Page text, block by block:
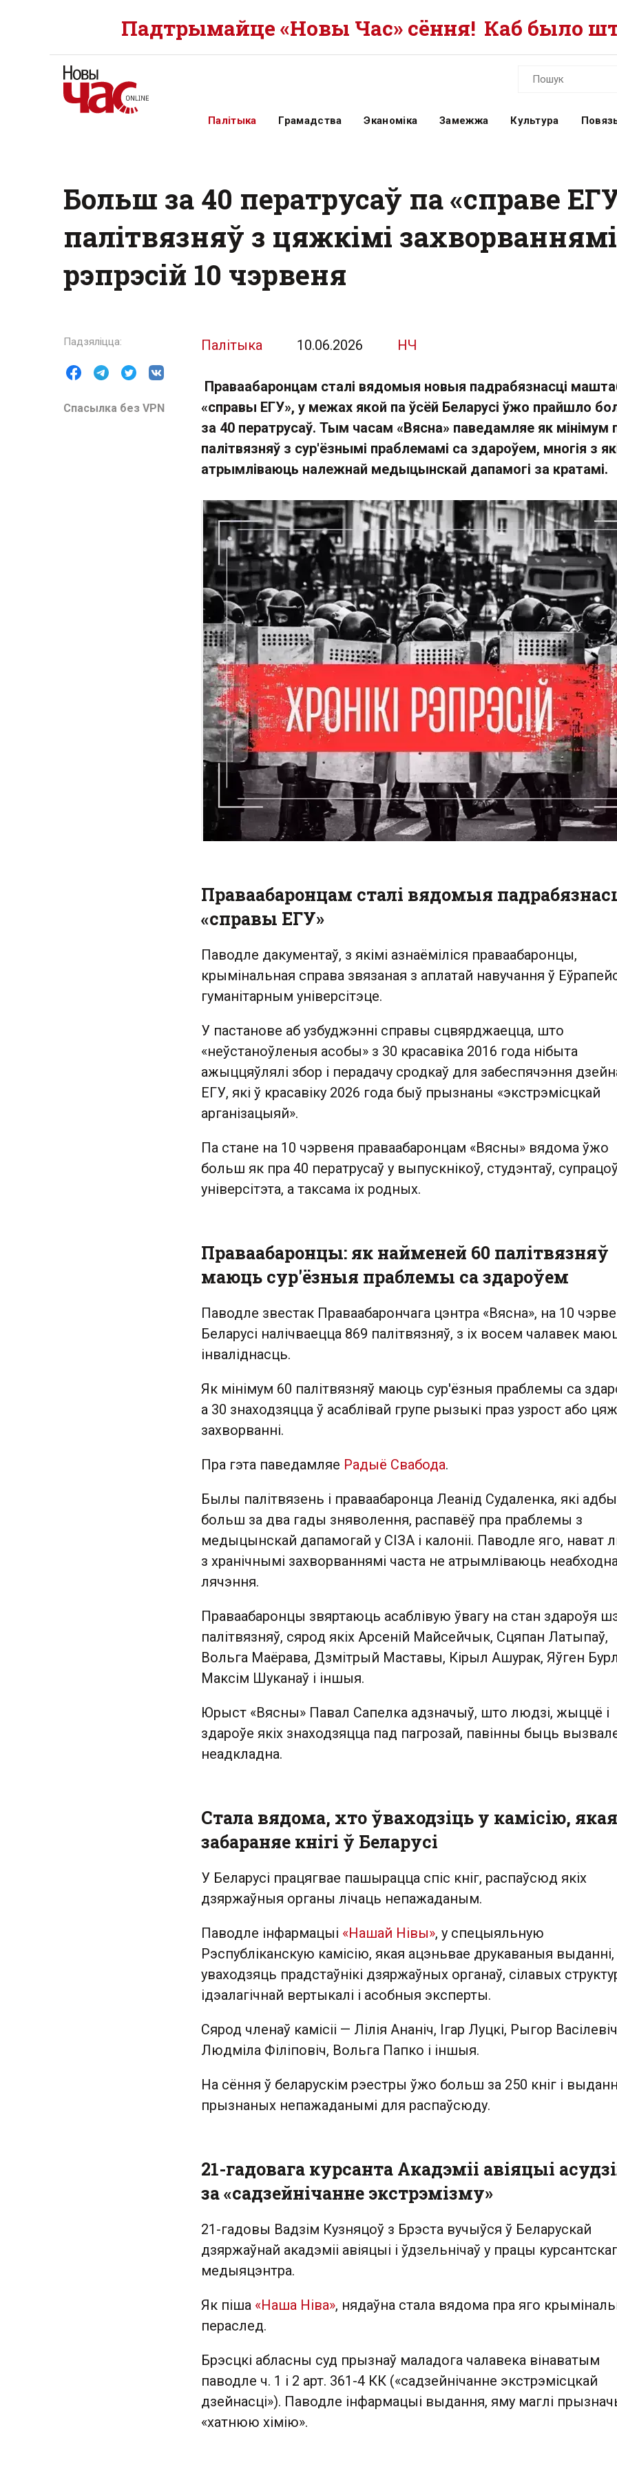
Падтрымайце «Новы Час» сёння! Каб было
Палітыка Грамадства Эканоміка Замежжа Культура
Больш за 40 ператрусаў па «справе
палітвязняў з цяжкімі
рэпрэсій 10 чэрвеня
Спасылка без VPN
Палітыка 10.06.2026 НЧ
Праваабаронцам сталі вядомыя новыя падрабязнасці
«справы ЕГУ», у межах якой па ўсёй Беларусі ўжо прайшло
за 40 ператрусаў. Тым часам «Вясна» паведамляе як мінімум
палітвязняў з сур'ёзнымі праблемамі са здароўем, многія з
атрымліваюць належнай медыцынскай дапамогі за кратамі.
Праваабаронцам сталі вядомыя
«справы ЕГУ»
Паводле дакументаў, з якімі азнаёміліся праваабаронцы,
крымінальная справа звязаная з аплатай навучання ў
гуманітарным універсітэце.
У пастанове аб узбуджэнні справы сцвярджаецца, што
«неўстаноўленыя асобы» з 30 красавіка 2016 года нібыта
ажыццяўлялі збор і перадачу сродкаў для забеспячэння
ЕГУ, які ў красавіку 2026 года быў прызнаны «экстрэмісцкай
арганізацыяй».
Па стане на 10 чэрвеня праваабаронцам «Вясны» вядома ўжо
больш як пра 40 ператрусаў у выпускнікоў, студэнтаў,
універсітэта, а таксама іх родных.
Праваабаронцы: як найменей 60 палітвязняў
маюць сур'ёзныя праблемы са здароўем
Паводле звестак Праваабарончага цэнтра «Вясна», на 10
Беларусі налічваецца 869 палітвязняў, з іх восем чалавек
інваліднасць.
Як мінімум 60 палітвязняў маюць сур'ёзныя праблемы са
а 30 знаходзяцца ў асаблівай групе рызыкі праз узрост або
захворванні.
Пра гэта паведамляе Радыё Свабода.
Былы палітвязень і праваабаронца Леанід Судаленка, які
больш за два гады зняволення, распавёў пра праблемы з
медыцынскай дапамогай у СІЗА і калоніі. Паводле яго, нават
з хранічнымі захворваннямі часта не атрымліваюць
лячэння.
Праваабаронцы звяртаюць асаблівую ўвагу на стан здароўя
палітвязняў, сярод якіх Арсеній Майсейчык, Сцяпан Латыпаў,
Вольга Маёрава, Дзмітрый Маставы, Кірыл Ашурак, Яўген
Максім Шуканаў і іншыя.
Юрыст «Вясны» Павал Сапелка адзначыў, што людзі, жыццё і
здароўе якіх знаходзяцца пад пагрозай, павінны быць
неадкладна.
Стала вядома, хто ўваходзіць у камісію, якая
забараняе кнігі ў Беларусі
У Беларусі працягвае пашырацца спіс кніг, распаўсюд якіх
дзяржаўныя органы лічаць непажаданым.
Паводле інфармацыі «Нашай Нівы», у спецыяльную
Рэспубліканскую камісію, якая ацэньвае друкаваныя выданні,
уваходзяць прадстаўнікі дзяржаўных органаў, сілавых
ідэалагічнай вертыкалі і асобныя эксперты.
Сярод членаў камісіі — Лілія Ананіч, Ігар Луцкі, Рыгор
Людміла Філіповіч, Вольга Папко і іншыя.
На сёння ў беларускім рэестры ўжо больш за 250 кніг і
прызнаных непажаданымі для распаўсюду.
21-гадовага курсанта Акадэміі авіяцыі
за «садзейнічанне экстрэмізму»
21-гадовы Вадзім Кузняцоў з Брэста вучыўся ў Беларускай
дзяржаўнай акадэміі авіяцыі і ўдзельнічаў у працы
медыяцэнтра.
Як піша «Наша Ніва», нядаўна стала вядома пра яго
пераслед.
Брэсцкі абласны суд прызнаў маладога чалавека вінаватым
паводле ч. 1 і 2 арт. 361-4 КК («садзейнічанне экстрэмісцкай
дзейнасці»). Паводле інфармацыі выдання, яму маглі
«хатнюю хімію».